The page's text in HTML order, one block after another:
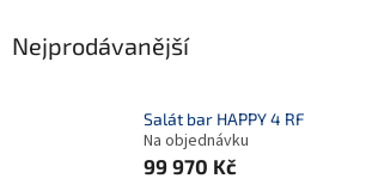
Nejprodávanější
Salát bar HAPPY 4 RF
Na objednávku
99 970 Kč